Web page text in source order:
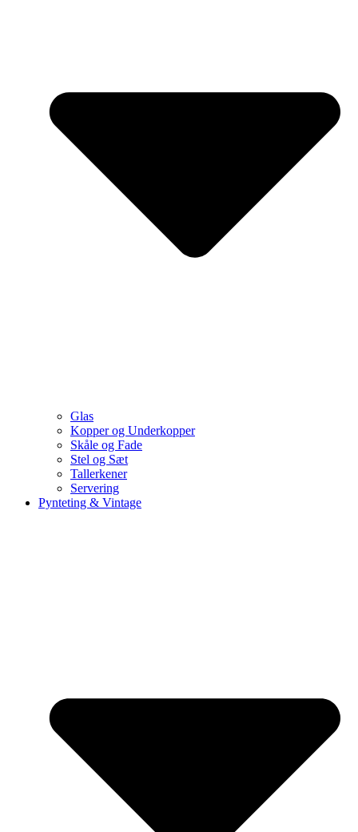
Glas
Kopper og Underkopper
Skåle og Fade
Stel og Sæt
Tallerkener
Servering
Pynteting & Vintage